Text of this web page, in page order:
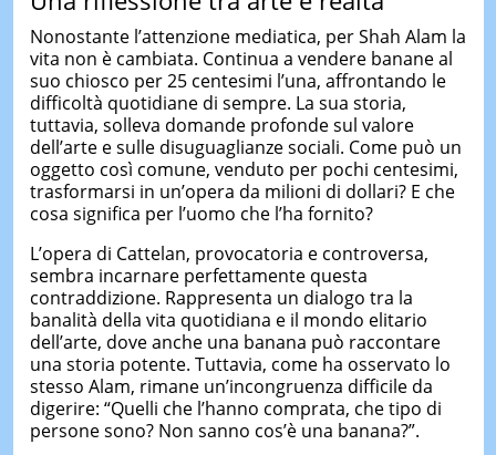
Nonostante l’attenzione mediatica, per Shah Alam la
vita non è cambiata. Continua a vendere banane al
suo chiosco per 25 centesimi l’una, affrontando le
difficoltà quotidiane di sempre. La sua storia,
tuttavia, solleva domande profonde sul valore
dell’arte e sulle disuguaglianze sociali. Come può un
oggetto così comune, venduto per pochi centesimi,
trasformarsi in un’opera da milioni di dollari? E che
cosa significa per l’uomo che l’ha fornito?
L’opera di Cattelan, provocatoria e controversa,
sembra incarnare perfettamente questa
contraddizione. Rappresenta un dialogo tra la
banalità della vita quotidiana e il mondo elitario
dell’arte, dove anche una banana può raccontare
una storia potente. Tuttavia, come ha osservato lo
stesso Alam, rimane un’incongruenza difficile da
digerire: “Quelli che l’hanno comprata, che tipo di
persone sono? Non sanno cos’è una banana?”.